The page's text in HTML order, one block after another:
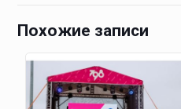
Похожие записи